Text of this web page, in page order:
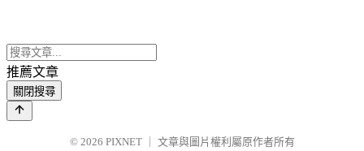
推薦文章
關閉搜尋
© 2026 PIXNET
文章與圖片權利屬原作者所有